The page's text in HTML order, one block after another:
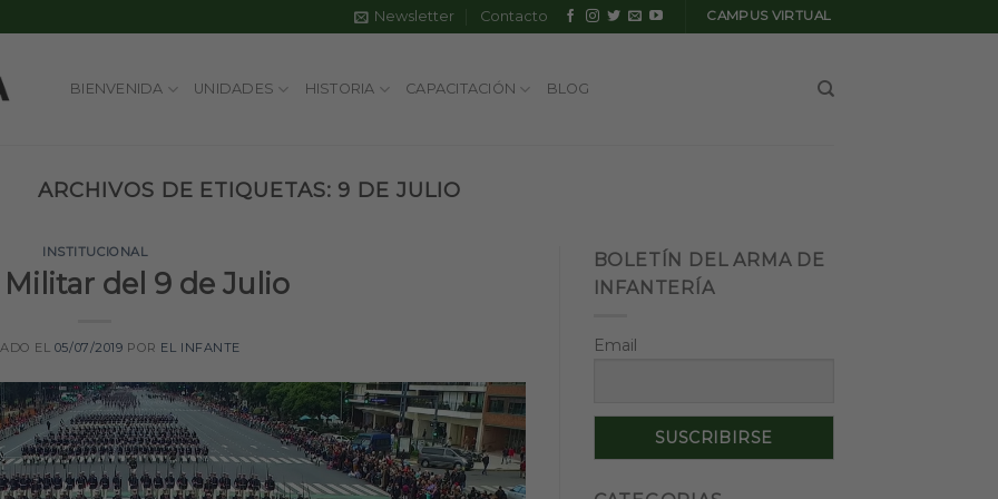
Newsletter Contacto CAMPUS VIRTUAL
BIENVENIDA UNIDADES HISTORIA CAPACITACIÓN BLOG
ARCHIVOS DE ETIQUETAS: 9 DE JULIO
INSTITUCIONAL
Militar del 9 de Julio
EL 05/07/2019 POR EL INFANTE
BOLETÍN DEL ARMA DE
INFANTERÍA
Email